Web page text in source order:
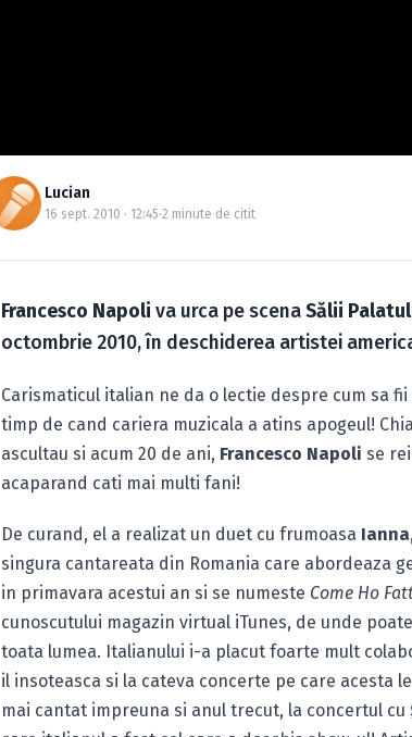
Lucian
16 sept. 2010 · 12:45·2 minute de citit
Francesco Napoli va urca pe scenaSălii
octombrie 2010, în deschiderea artistei
Carismaticul italian ne da o lectie despre cum sa
timp de cand cariera muzicala a atins apogeul!
ascultau si acum 20 de ani, Francesco Napoli se
acaparand cati mai multi fani!
De curand, el a realizat un duet cu frumoasa Ianna
singura cantareata din Romania care abordeaza
in primavara acestui an si se numeste Come Ho
cunoscutului magazin virtual iTunes, de unde
toata lumea. Italianului i-a placut foarte mult
il insoteasca si la cateva concerte pe care acesta
mai cantat impreuna si anul trecut, la concertul cu